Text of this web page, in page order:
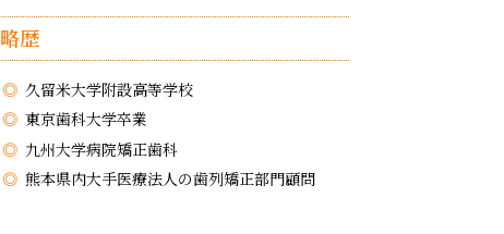
略歴
久留米大学附設高等学校
東京歯科大学卒業
九州大学病院矯正歯科
熊本県内大手医療法人の歯列矯正部門顧問